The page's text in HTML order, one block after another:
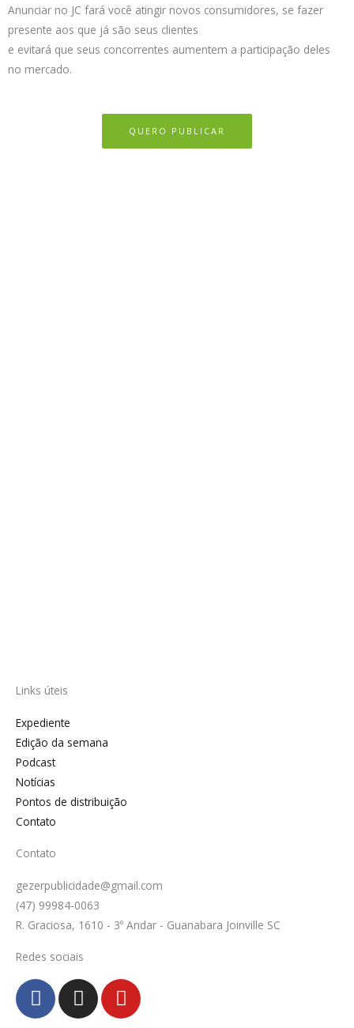
Anunciar no JC fará você atingir novos consumidores, se fazer
presente aos que já são seus clientes
e evitará que seus concorrentes aumentem a participação deles
no mercado.
QUERO PUBLICAR
Links úteis
Expediente
Edição da semana
Podcast
Notícias
Pontos de distribuição
Contato
Contato
gezerpublicidade@gmail.com
(47) 99984-0063
R. Graciosa, 1610 - 3º Andar - Guanabara Joinville SC
Redes sociais
F
a
I
n
Y
o